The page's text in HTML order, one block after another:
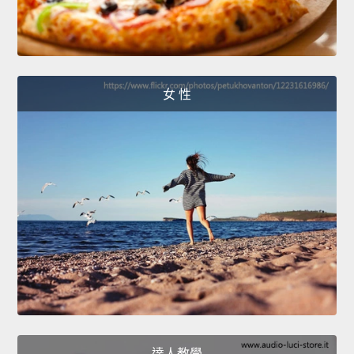
女 性